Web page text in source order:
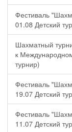
Фестиваль
01.08 Детский
Шахматный
к
турнир)
Фестиваль
19.07 Детский
Фестиваль
11.07 Детский